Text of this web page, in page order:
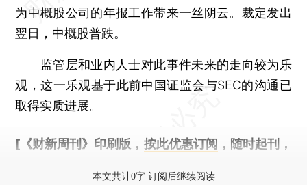
为中概股公司的年报工作带来一丝阴云。裁定发出
翌日，中概股普跌。
监管层和业内人士对此事件未来的走向较为乐
观，这一乐观基于此前中国证监会与SEC的沟通已
取得实质进展。
[《财新周刊》印刷版， 按此优惠订阅 ，随时起刊，
本文共计0字 订阅后继续阅读